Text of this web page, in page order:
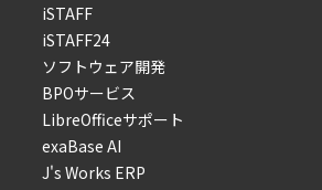
iSTAFF
iSTAFF24
ソフトウェア開発
BPOサービス
LibreOfficeサポート
exaBase AI
J's Works ERP